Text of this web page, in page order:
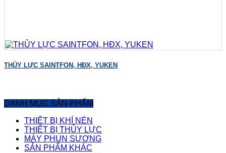
THỦY LỰC SAINTFON, HĐX, YUKEN
DANH MỤC SẢN PHẨM
THIẾT BỊ KHÍ NÉN
THIẾT BỊ THỦY LỰC
MÁY PHUN SƯƠNG
SẢN PHẨM KHÁC